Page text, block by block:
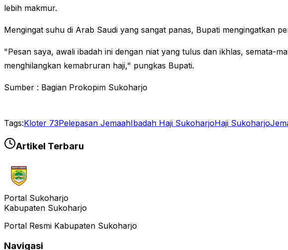
lebih makmur.
Mengingat suhu di Arab Saudi yang sangat panas, Bupati mengingatkan
"Pesan saya, awali ibadah ini dengan niat yang tulus dan ikhlas, semata-
menghilangkan kemabruran haji," pungkas Bupati.
Sumber : Bagian Prokopim Sukoharjo
Tags:Kloter 73Pelepasan JemaahIbadah Haji SukoharjoHaji Sukoharjo
Artikel Terbaru
Portal Sukoharjo
Kabupaten Sukoharjo
Portal Resmi Kabupaten Sukoharjo
Navigasi